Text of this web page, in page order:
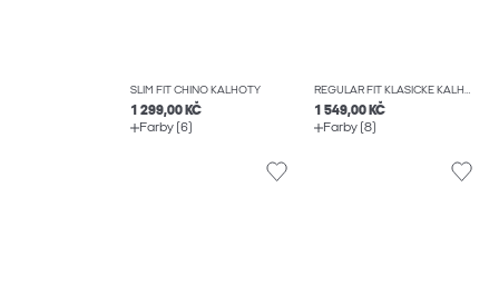
SLIM FIT CHINO KALHOTY
1 299,00 KČ
Farby (6)
REGULAR FIT KLASICKÉ KALHOTY
1 549,00 KČ
Farby (8)